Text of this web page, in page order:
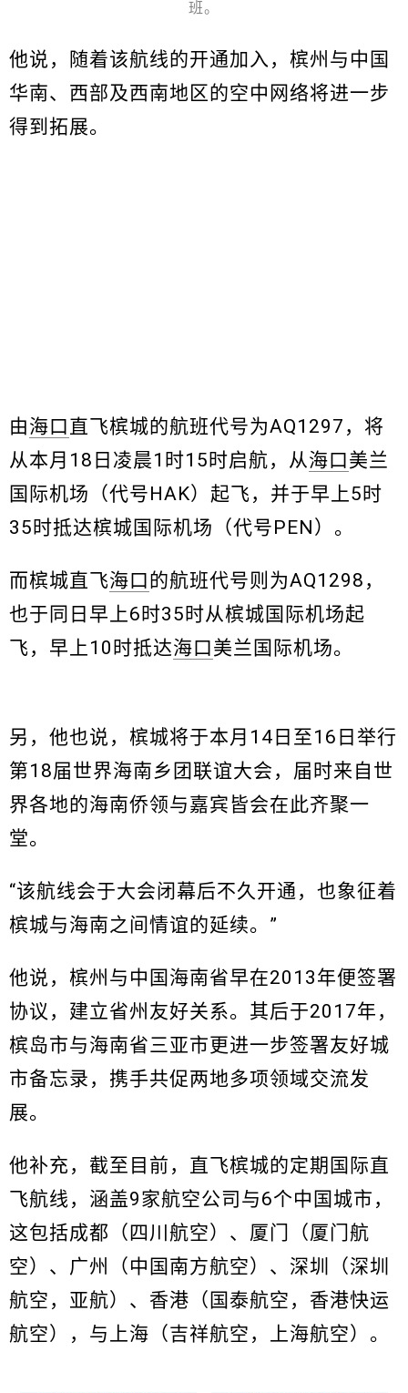
班。
他说，随着该航线的开通加入，槟州与中国
华南、西部及西南地区的空中网络将进一步
得到拓展。
由海口直飞槟城的航班代号为AQ1297，将
从本月18日凌晨1时15时启航，从海口美兰
国际机场（代号HAK）起飞，并于早上5时
35时抵达槟城国际机场（代号PEN）。
而槟城直飞海口的航班代号则为AQ1298，
也于同日早上6时35时从槟城国际机场起
飞，早上10时抵达海口美兰国际机场。
另，他也说，槟城将于本月14日至16日举行
第18届世界海南乡团联谊大会，届时来自世
界各地的海南侨领与嘉宾皆会在此齐聚一
堂。
“该航线会于大会闭幕后不久开通，也象征着
槟城与海南之间情谊的延续。”
他说，槟州与中国海南省早在2013年便签署
协议，建立省州友好关系。其后于2017年，
槟岛市与海南省三亚市更进一步签署友好城
市备忘录，携手共促两地多项领域交流发
展。
他补充，截至目前，直飞槟城的定期国际直
飞航线，涵盖9家航空公司与6个中国城市，
这包括成都（四川航空）、厦门（厦门航
空）、广州（中国南方航空）、深圳（深圳
航空，亚航）、香港（国泰航空，香港快运
航空），与上海（吉祥航空，上海航空）。